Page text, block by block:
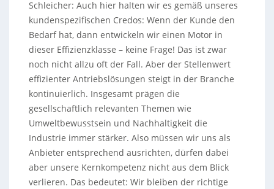
Schleicher: Auch hier halten wir es gemäß unseres
kundenspezifischen Credos: Wenn der Kunde den
Bedarf hat, dann entwickeln wir einen Motor in
dieser Effizienzklasse – keine Frage! Das ist zwar
noch nicht allzu oft der Fall. Aber der Stellenwert
effizienter Antriebslösungen steigt in der Branche
kontinuierlich. Insgesamt prägen die
gesellschaftlich relevanten Themen wie
Umweltbewusstsein und Nachhaltigkeit die
Industrie immer stärker. Also müssen wir uns als
Anbieter entsprechend ausrichten, dürfen dabei
aber unsere Kernkompetenz nicht aus dem Blick
verlieren. Das bedeutet: Wir bleiben der richtige